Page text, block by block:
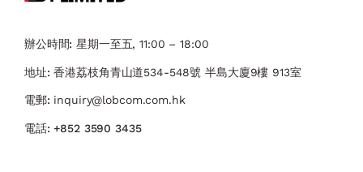
辦公時間: 星期一至五, 11:00 – 18:00
地址: 香港荔枝角青山道534-548號 ​半島大廈9樓 913室
電郵: inquiry@lobcom.com.hk
電話:+852 3590 3435